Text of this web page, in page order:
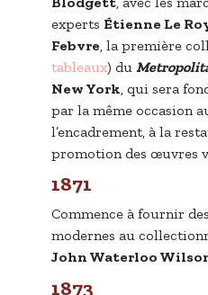
experts Étienne Le
Febvre , la première
tableaux) du
New York , qui sera
par la même occasion
l’encadrement, à la
promotion des œuvres
1871
Commence à fournir
modernes au
John Waterloo
1873